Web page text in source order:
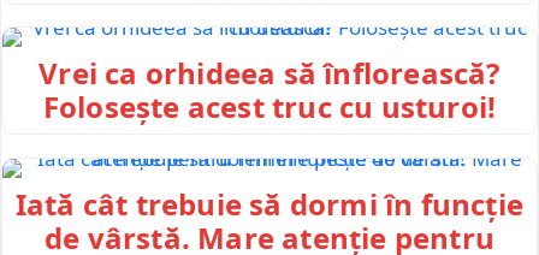
Vrei ca orhideea să înflorească?
Folosește acest truc cu usturoi!
Iată cât trebuie să dormi în funcție
de vârstă. Mare atenție pentru